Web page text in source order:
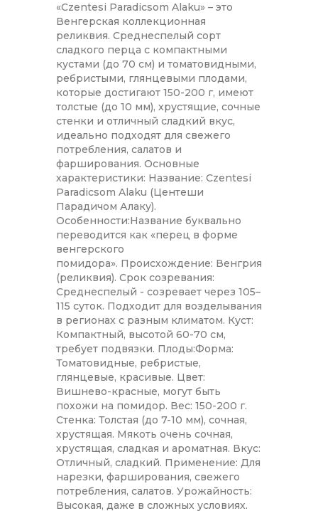
«Czentesi Paradicsom Alaku» – это
Венгерская коллекционная
реликвия. Среднеспелый сорт
сладкого перца с компактными
кустами (до 70 см) и томатовидными,
ребристыми, глянцевыми плодами,
которые достигают 150-200 г, имеют
толстые (до 10 мм), хрустящие, сочные
стенки и отличный сладкий вкус,
идеально подходят для свежего
потребления, салатов и
фарширования. Основные
характеристики: Название: Czentesi
Paradicsom Alaku (Центеши
Парадичом Алаку).
Особенности:Название буквально
переводится как «перец в форме
венгерского
помидора». Происхождение: Венгрия
(реликвия). Срок созревания:
Среднеспелый - созревает через 105–
115 суток. Подходит для возделывания
в регионах с разным климатом. Куст:
Компактный, высотой 60-70 см,
требует подвязки. Плоды:Форма:
Томатовидные, ребристые,
глянцевые, красивые. Цвет:
Вишнево-красные, могут быть
похожи на помидор. Вес: 150-200 г.
Стенка: Толстая (до 7-10 мм), сочная,
хрустящая. Мякоть очень сочная,
хрустящая, сладкая и ароматная. Вкус:
Отличный, сладкий. Применение: Для
нарезки, фарширования, свежего
потребления, салатов. Урожайность:
Высокая, даже в сложных условиях.